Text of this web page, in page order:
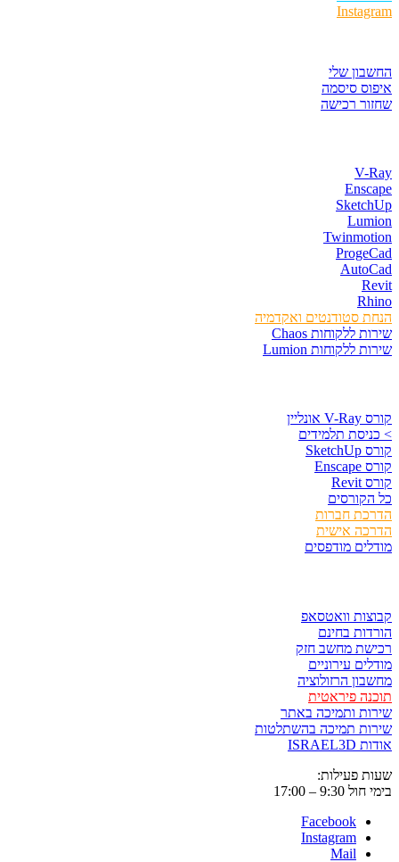
Instagram
החשבון שלי
איפוס סיסמה
שחזור רכישה
V-Ray
Enscape
SketchUp
Lumion
Twinmotion
ProgeCad
AutoCad
Revit
Rhino
הנחת סטודנטים ואקדמיה
שירות ללקוחות Chaos
שירות ללקוחות Lumion
קורס V-Ray אונליין
> כניסת תלמידים
קורס SketchUp
קורס Enscape
קורס Revit
כל הקורסים
הדרכת חברות
הדרכה אישית
מודלים מודפסים
קבוצות וואטסאפ
הורדות בחינם
רכישת מחשב חזק
מודלים עירוניים
מחשבון הרזולוציה
תוכנה פיראטית
שירות ותמיכה באתר
שירות תמיכה בהשתלטות
אודות ISRAEL3D
שעות פעילות:
בימי חול 9:30 – 17:00
Facebook
Instagram
Mail